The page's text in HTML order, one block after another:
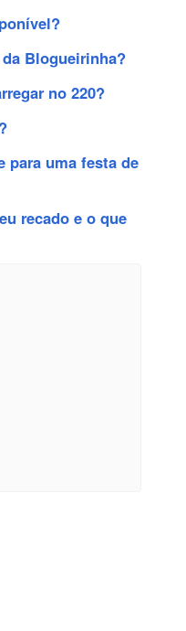
Blogueirinha?
no 220?
para uma festa de
recado e o que